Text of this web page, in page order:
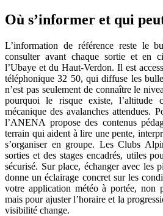
Où s’informer et qui
L’information de référence reste le
consulter avant chaque sortie et en
l’Ubaye et du Haut‑Verdon. Il est
téléphonique 32 50, qui diffuse les
n’est pas seulement de connaître le
pourquoi le risque existe, l’altitude
mécanique des avalanches attendues.
l’ANENA propose des contenus
terrain qui aident à lire une pente,
s’organiser en groupe. Les Clubs
sorties et des stages encadrés, utiles
sécurisé. Sur place, échanger avec les
donne un éclairage concret sur les
votre application météo à portée, non
mais pour ajuster l’horaire et la
visibilité change.